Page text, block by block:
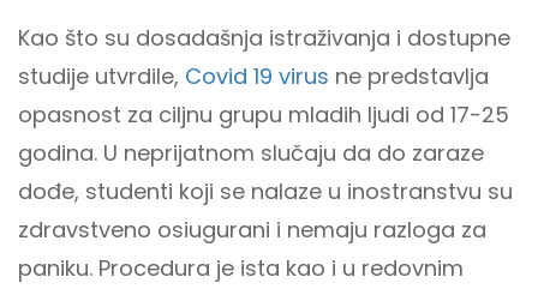
Kao što su dosadašnja istraživanja i dostupne
studije utvrdile, Covid 19 virus ne predstavlja
opasnost za ciljnu grupu mladih ljudi od 17-25
godina. U neprijatnom slučaju da do zaraze
dođe, studenti koji se nalaze u inostranstvu su
zdravstveno osiugurani i nemaju razloga za
paniku. Procedura je ista kao i u redovnim